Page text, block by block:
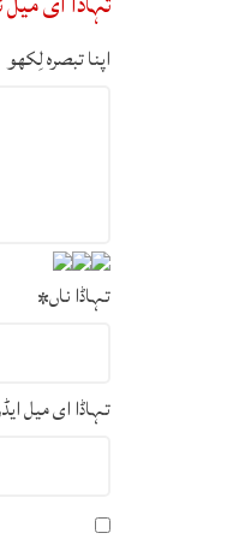
اپنا تبصرہ لِکھو
تہاڈا ناں*
تہاڈا ای میل